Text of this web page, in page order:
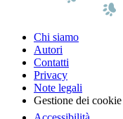
Chi siamo
Autori
Contatti
Privacy
Note legali
Gestione dei cookie